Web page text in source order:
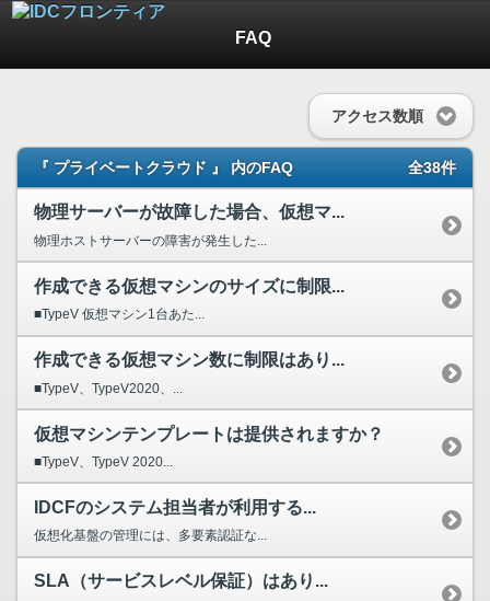
FAQ
アクセス数順
『 プライベートクラウド 』 内のFAQ 全38件
物理サーバーが故障した場合、仮想マ...
物理ホストサーバーの障害が発生した...
作成できる仮想マシンのサイズに制限...
■TypeV 仮想マシン1台あた...
作成できる仮想マシン数に制限はあり...
■TypeV、TypeV2020、...
仮想マシンテンプレートは提供されますか？
■TypeV、TypeV 2020...
IDCFのシステム担当者が利用する...
仮想化基盤の管理には、多要素認証な...
SLA（サービスレベル保証）はあり...